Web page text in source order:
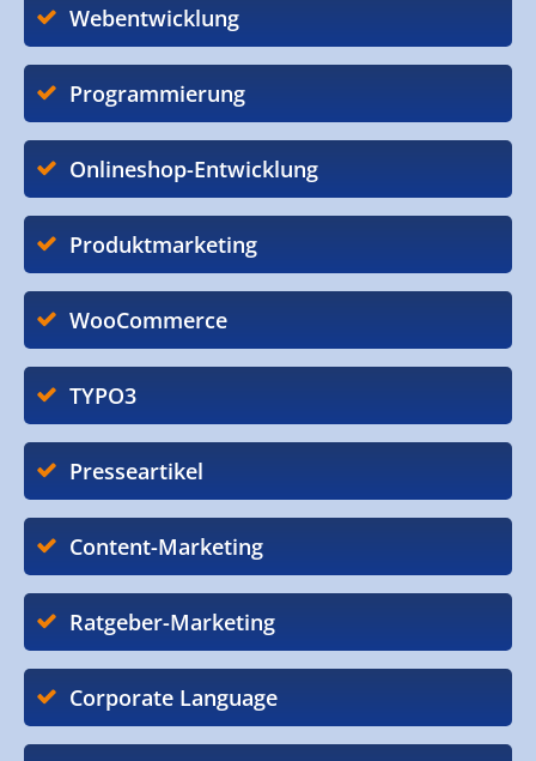
Webentwicklung
Programmierung
Onlineshop-Entwicklung
Produktmarketing
WooCommerce
TYPO3
Presseartikel
Content-Marketing
Ratgeber-Marketing
Corporate Language